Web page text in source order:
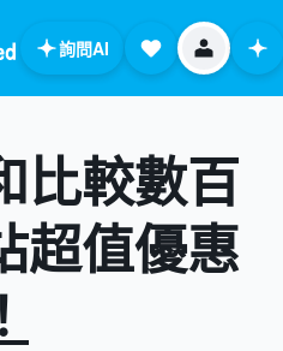
詢問AI
比較數百
超值優惠